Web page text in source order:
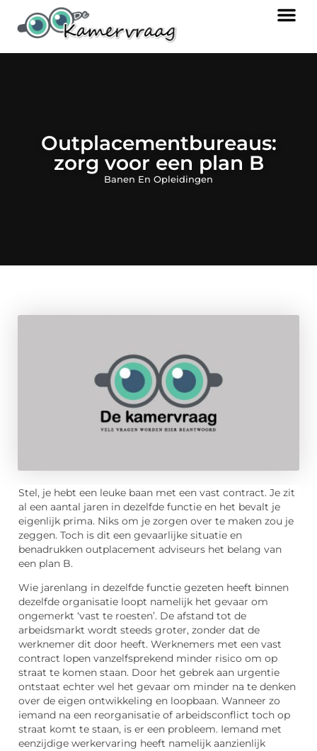
Outplacementbureaus:
zorg voor een plan B
Banen En Opleidingen
Stel, je hebt een leuke baan met een vast contract. Je zit
al een aantal jaren in dezelfde functie en het bevalt je
eigenlijk prima. Niks om je zorgen over te maken zou je
zeggen. Toch is dit een gevaarlijke situatie en
benadrukken outplacement adviseurs het belang van
een plan B.
Wie jarenlang in dezelfde functie gezeten heeft binnen
dezelfde organisatie loopt namelijk het gevaar om
ongemerkt ‘vast te roesten’. De afstand tot de
arbeidsmarkt wordt steeds groter, zonder dat de
werknemer dit door heeft. Werknemers met een vast
contract lopen vanzelfsprekend minder risico om op
straat te komen staan. Door het gebrek aan urgentie
ontstaat echter wel het gevaar om minder na te denken
over de eigen ontwikkeling en loopbaan. Wanneer zo
iemand na een reorganisatie of arbeidsconflict toch op
straat komt te staan, is er een probleem. Iemand met
eenzijdige werkervaring heeft namelijk aanzienlijk